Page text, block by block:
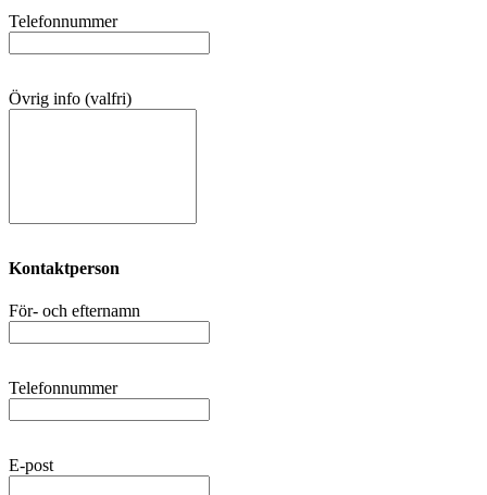
Telefonnummer
Övrig info (valfri)
Kontaktperson
För- och efternamn
Telefonnummer
E-post